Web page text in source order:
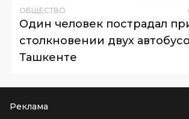
ОБЩЕСТВО
Один человек пострадал
столкновении двух
Ташкенте
Реклама